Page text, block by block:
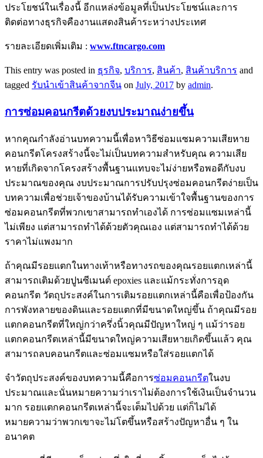
ประโยชน์ในเรื่องนี้ อีกแหล่งข้อมูลที่เป็นประโยชน์และการ
ติดต่อทางธุรกิจคืองานแสดงสินค้าระหว่างประเทศ
รายละเอียดเพิ่มเติม : www.ftncargo.com
This entry was posted in ธุรกิจ, บริการ, สินค้า, สินค้าบริการ and
tagged รับนำเข้าสินค้าจากจีน on July, 2017 by admin.
การซ่อมคอนกรีตด้วยงบประมาณง่ายขึ้น
หากคุณกำลังอ่านบทความนี้เพื่อหาวิธีซ่อมแซมความเสียหาย
คอนกรีตโครงสร้างนี้จะไม่เป็นบทความสำหรับคุณ ความเสีย
หายที่เกิดจากโครงสร้างพื้นฐานแทบจะไม่ง่ายหรือพอดีกับงบ
ประมาณของคุณ งบประมาณการปรับปรุงซ่อมคอนกรีตง่ายเป็น
บทความเพื่อช่วยเจ้าของบ้านได้รับความเข้าใจพื้นฐานของการ
ซ่อมคอนกรีตที่พวกเขาสามารถทำเองได้ การซ่อมแซมเหล่านี้
ไม่เพียง แต่สามารถทำได้ด้วยตัวคุณเอง แต่สามารถทำได้ด้วย
ราคาไม่แพงมาก
ถ้าคุณมีรอยแตกในทางเท้าหรือทางรถของคุณรอยแตกเหล่านี้
สามารถเติมด้วยปูนซีเมนต์ epoxies และแม้กระทั่งการอุด
คอนกรีต วัตถุประสงค์ในการเติมรอยแตกเหล่านี้คือเพื่อป้องกัน
การพังทลายของดินและรอยแตกที่มีขนาดใหญ่ขึ้น ถ้าคุณมีรอย
แตกคอนกรีตที่ใหญ่กว่าครึ่งนิ้วคุณมีปัญหาใหญ่ ๆ แม้ว่ารอย
แตกคอนกรีตเหล่านี้มีขนาดใหญ่ความเสียหายเกิดขึ้นแล้ว คุณ
สามารถลบคอนกรีตและซ่อมแซมหรือใส่รอยแตกได้
จำวัตถุประสงค์ของบทความนี้คือการซ่อมคอนกรีตในงบ
ประมาณและนั่นหมายความว่าเราไม่ต้องการใช้เงินเป็นจำนวน
มาก รอยแตกคอนกรีตเหล่านี้จะเต็มไปด้วย แต่ก็ไม่ได้
หมายความว่าพวกเขาจะไม่โตขึ้นหรือสร้างปัญหาอื่น ๆ ใน
อนาคต